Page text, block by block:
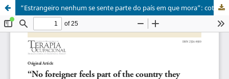
“Estrangeiro nenhum se sente parte do país em que mora”: cotidiano de pessoas migradas e refugiadas no Brasil a partir de diálogos com a terapia ocupacional e os processos de corporeidade